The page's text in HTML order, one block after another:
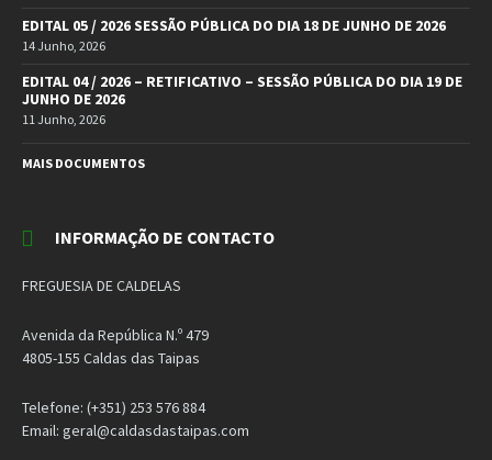
EDITAL 05 / 2026 SESSÃO PÚBLICA DO DIA 18 DE JUNHO DE 2026
14 Junho, 2026
EDITAL 04 / 2026 – RETIFICATIVO – SESSÃO PÚBLICA DO DIA 19 DE
JUNHO DE 2026
11 Junho, 2026
MAIS DOCUMENTOS
INFORMAÇÃO DE CONTACTO
FREGUESIA DE CALDELAS
Avenida da República N.º 479
4805-155 Caldas das Taipas
Telefone: (+351) 253 576 884
Email: geral@caldasdastaipas.com